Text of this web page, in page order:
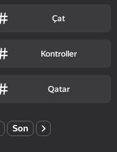
Çat
Kontroller
Qatar
Son